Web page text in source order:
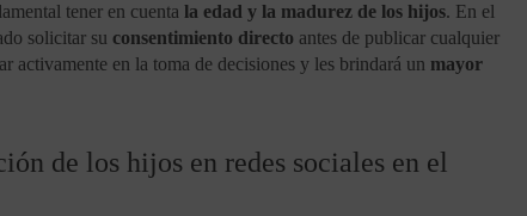
tener en cuenta la edad y la madurez de los hijos. En el
solicitar su consentimiento directo antes de publicar cualquier
activamente en la toma de decisiones y les brindará un mayor
de los hijos en redes sociales en el